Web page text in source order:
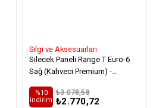
Silgi ve Aksesuarları
Silecek Paneli Range T Euro-6
Sağ (Kahveci Premium) -
₺2.770,72
₺3.078,58
%10
i̇ndirim